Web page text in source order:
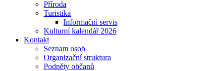
Příroda
Turistika
Informační servis
Kulturní kalendář 2026
Kontakt
Seznam osob
Organizační struktura
Podněty občanů